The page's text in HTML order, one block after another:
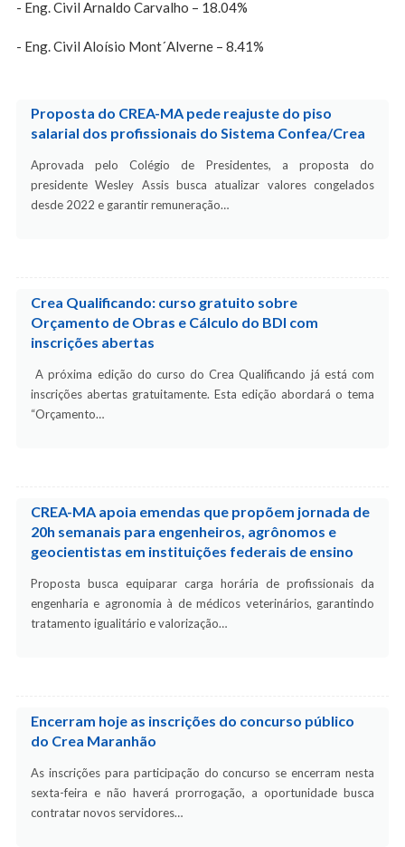
- Eng. Civil Arnaldo Carvalho – 18.04%
- Eng. Civil Aloísio Mont´Alverne – 8.41%
Proposta do CREA-MA pede reajuste do piso
salarial dos profissionais do Sistema Confea/Crea
Aprovada pelo Colégio de Presidentes, a proposta do
presidente Wesley Assis busca atualizar valores congelados
desde 2022 e garantir remuneração…
Crea Qualificando: curso gratuito sobre
Orçamento de Obras e Cálculo do BDI com
inscrições abertas
A próxima edição do curso do Crea Qualificando já está com
inscrições abertas gratuitamente. Esta edição abordará o tema
“Orçamento…
CREA-MA apoia emendas que propõem jornada de
20h semanais para engenheiros, agrônomos e
geocientistas em instituições federais de ensino
Proposta busca equiparar carga horária de profissionais da
engenharia e agronomia à de médicos veterinários, garantindo
tratamento igualitário e valorização…
Encerram hoje as inscrições do concurso público
do Crea Maranhão
As inscrições para participação do concurso se encerram nesta
sexta-feira e não haverá prorrogação, a oportunidade busca
contratar novos servidores…